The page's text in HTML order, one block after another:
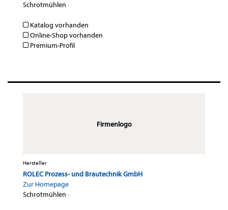
Schrotmühlen ·
Katalog vorhanden
Online-Shop vorhanden
Premium-Profil
Firmenlogo
Hersteller
ROLEC Prozess- und Brautechnik GmbH
Zur Homepage
Schrotmühlen ·